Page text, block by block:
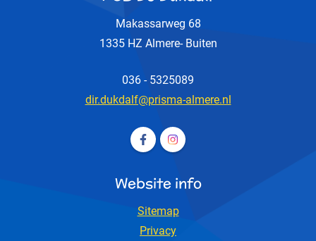
Makassarweg 68
1335 HZ Almere- Buiten
036 - 5325089
dir.dukdalf@prisma-almere.nl
Volg ons op Facebook PCB De
Volg ons op Instagram
Website info
Sitemap
Privacy